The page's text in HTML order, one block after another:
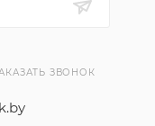
ЗВОНОК